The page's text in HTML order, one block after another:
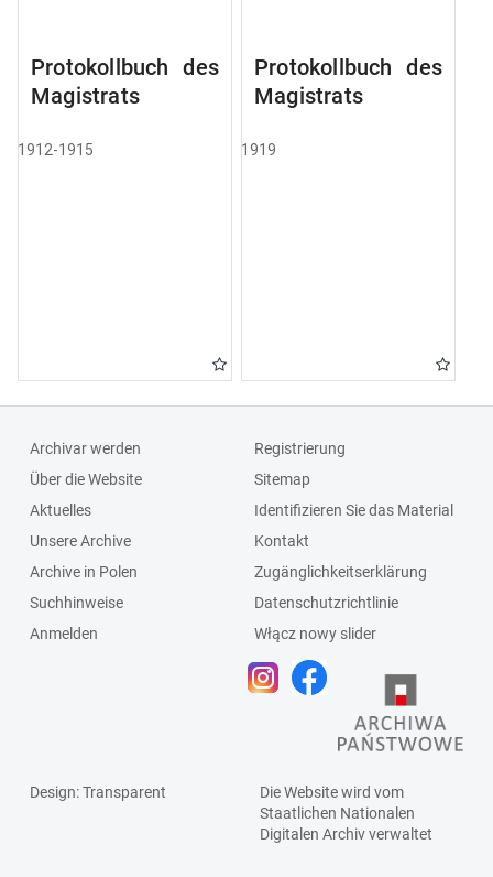
Protokollbuch des
Magistrats
1912-1915
Protokollbuch des
Magistrats
1919
Archivar werden
Über die Website
Aktuelles
Unsere Archive
Archive in Polen
Suchhinweise
Anmelden
Registrierung
Sitemap
Identifizieren Sie das Material
Kontakt
Zugänglichkeitserklärung
Datenschutzrichtlinie
Włącz nowy slider
Design: Transparent
Die Website wird vom
Staatlichen Nationalen
Digitalen Archivverwaltet